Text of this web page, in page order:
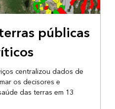
públicas
centralizou dados de
os decisores e
das terras em 13